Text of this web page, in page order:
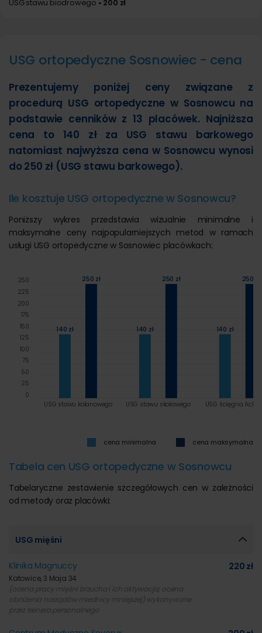
USG stawu biodrowego • 200 zł
USG ortopedyczne Sosnowiec - cena
Prezentujemy poniżej ceny związane z
procedurą USG ortopedyczne w Sosnowcu na
podstawie cenników z 13 placówek. Najniższa
cena to 140 zł za USG stawu barkowego
natomiast najwyższa cena w Sosnowcu wynosi
do 250 zł (USG stawu barkowego).
Ile kosztuje USG ortopedyczne w Sosnowcu?
Poniższy wykres przedstawia wizualnie minimalne i
maksymalne ceny najpopularniejszych metod w ramach
usługi USG ortopedyczne w Sosnowiec placówkach:
140 zł 140 zł 140 zł
250 zł 250 zł 250 zł
USG stawu kolanowego USG stawu skokowego USG ścięgna
0
25
50
75
100
125
150
175
200
225
250
cena minimalna cena maksymalna
Tabela cen USG ortopedyczne w Sosnowcu
Tabelaryczne zestawienie szczegółowych cen w zależności
od metody oraz placówki:
USG mięśni
Klinika Magnuccy
Katowice, 3 Maja 34
(ocena pracy mięśni brzucha i ich aktywacja; ocena
obniżenia narządów miednicy mniejszej) wykonywane
przez trenera personalnego
220 zł